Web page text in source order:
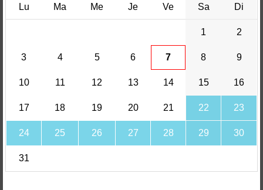
Lu Ma Me Je Ve Sa Di
1 2
3 4 5 6 7 8 9
10 11 12 13 14 15 16
17 18 19 20 21 22 23
24 25 26 27 28 29 30
31